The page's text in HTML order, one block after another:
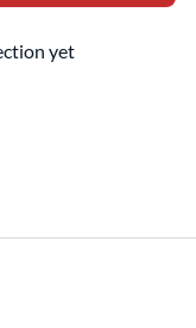
yet